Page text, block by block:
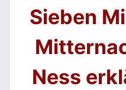
Sieben
Ness